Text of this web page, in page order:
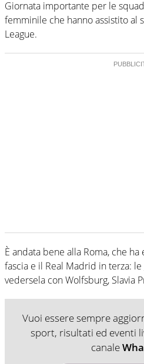
Giornata importante per le
femminile che hanno assistito al
League.
È andata bene alla Roma, che
fascia e il Real Madrid in terza:
vedersela con Wolfsburg, Slavia
Vuoi essere sempre
sport, risultati ed eventi
canale